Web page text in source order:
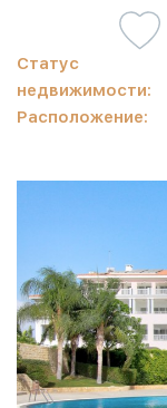
Статус
недвижимости:
Расположение: